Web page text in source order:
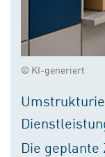
© KI-generiert
Die geplante